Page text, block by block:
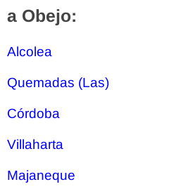
a Obejo:
Alcolea
Quemadas (Las)
Córdoba
Villaharta
Majaneque